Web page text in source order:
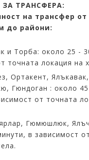
ТРАНСФЕРА:
на трансфер
до райони:
и Торба: около 25 -
точната локация на
Ортакент, Ялъкавак,
Гюндоган : около
от точната
Гюмюшлюк,
в зависимост